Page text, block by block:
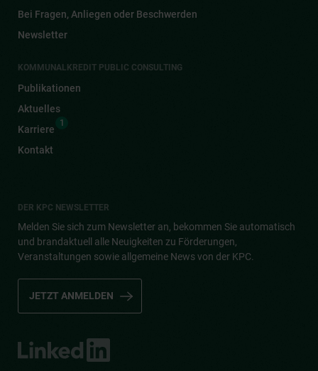
Bei Fragen, Anliegen oder Beschwerden
Newsletter
KOMMUNALKREDIT PUBLIC CONSULTING
Publikationen
Aktuelles
Karriere
1
Kontakt
DER KPC NEWSLETTER
Melden Sie sich zum Newsletter an, bekommen Sie automatisch
und brandaktuell alle Neuigkeiten zu Förderungen,
Veranstaltungen sowie allgemeine News von der KPC.
JETZT ANMELDEN